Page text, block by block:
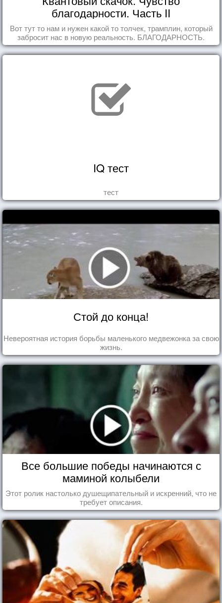
благодарности. Часть II
Вот тут то нам и нужен какой то толчек, трамплин, который
забросит нас в новую реальность. БЛАГОДАРНОСТЬ.
IQ тест
тест
Стой до конца!
Невероятная история борьбы маленького медвежонка за свою
жизнь.
Все большие победы начинаются с
маминой колыбели
Этот ролик настолько душещипательный и искренний, что не
требует описания.